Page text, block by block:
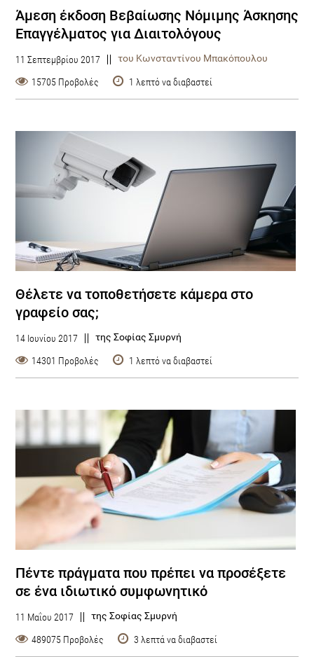
Άμεση έκδοση Βεβαίωσης Νόμιμης Άσκησης
Επαγγέλματος για Διαιτολόγους
11 Σεπτεμβρίου 2017 του Κωνσταντίνου Μπακόπουλου
15705 Προβολές 1 λεπτό να διαβαστεί
Θέλετε να τοποθετήσετε κάμερα στο
γραφείο σας;
14 Ιουνίου 2017 της Σοφίας Σμυρνή
14301 Προβολές 1 λεπτό να διαβαστεί
Πέντε πράγματα που πρέπει να προσέξετε
σε ένα ιδιωτικό συμφωνητικό
11 Μαΐου 2017 της Σοφίας Σμυρνή
489075 Προβολές 3 λεπτά να διαβαστεί